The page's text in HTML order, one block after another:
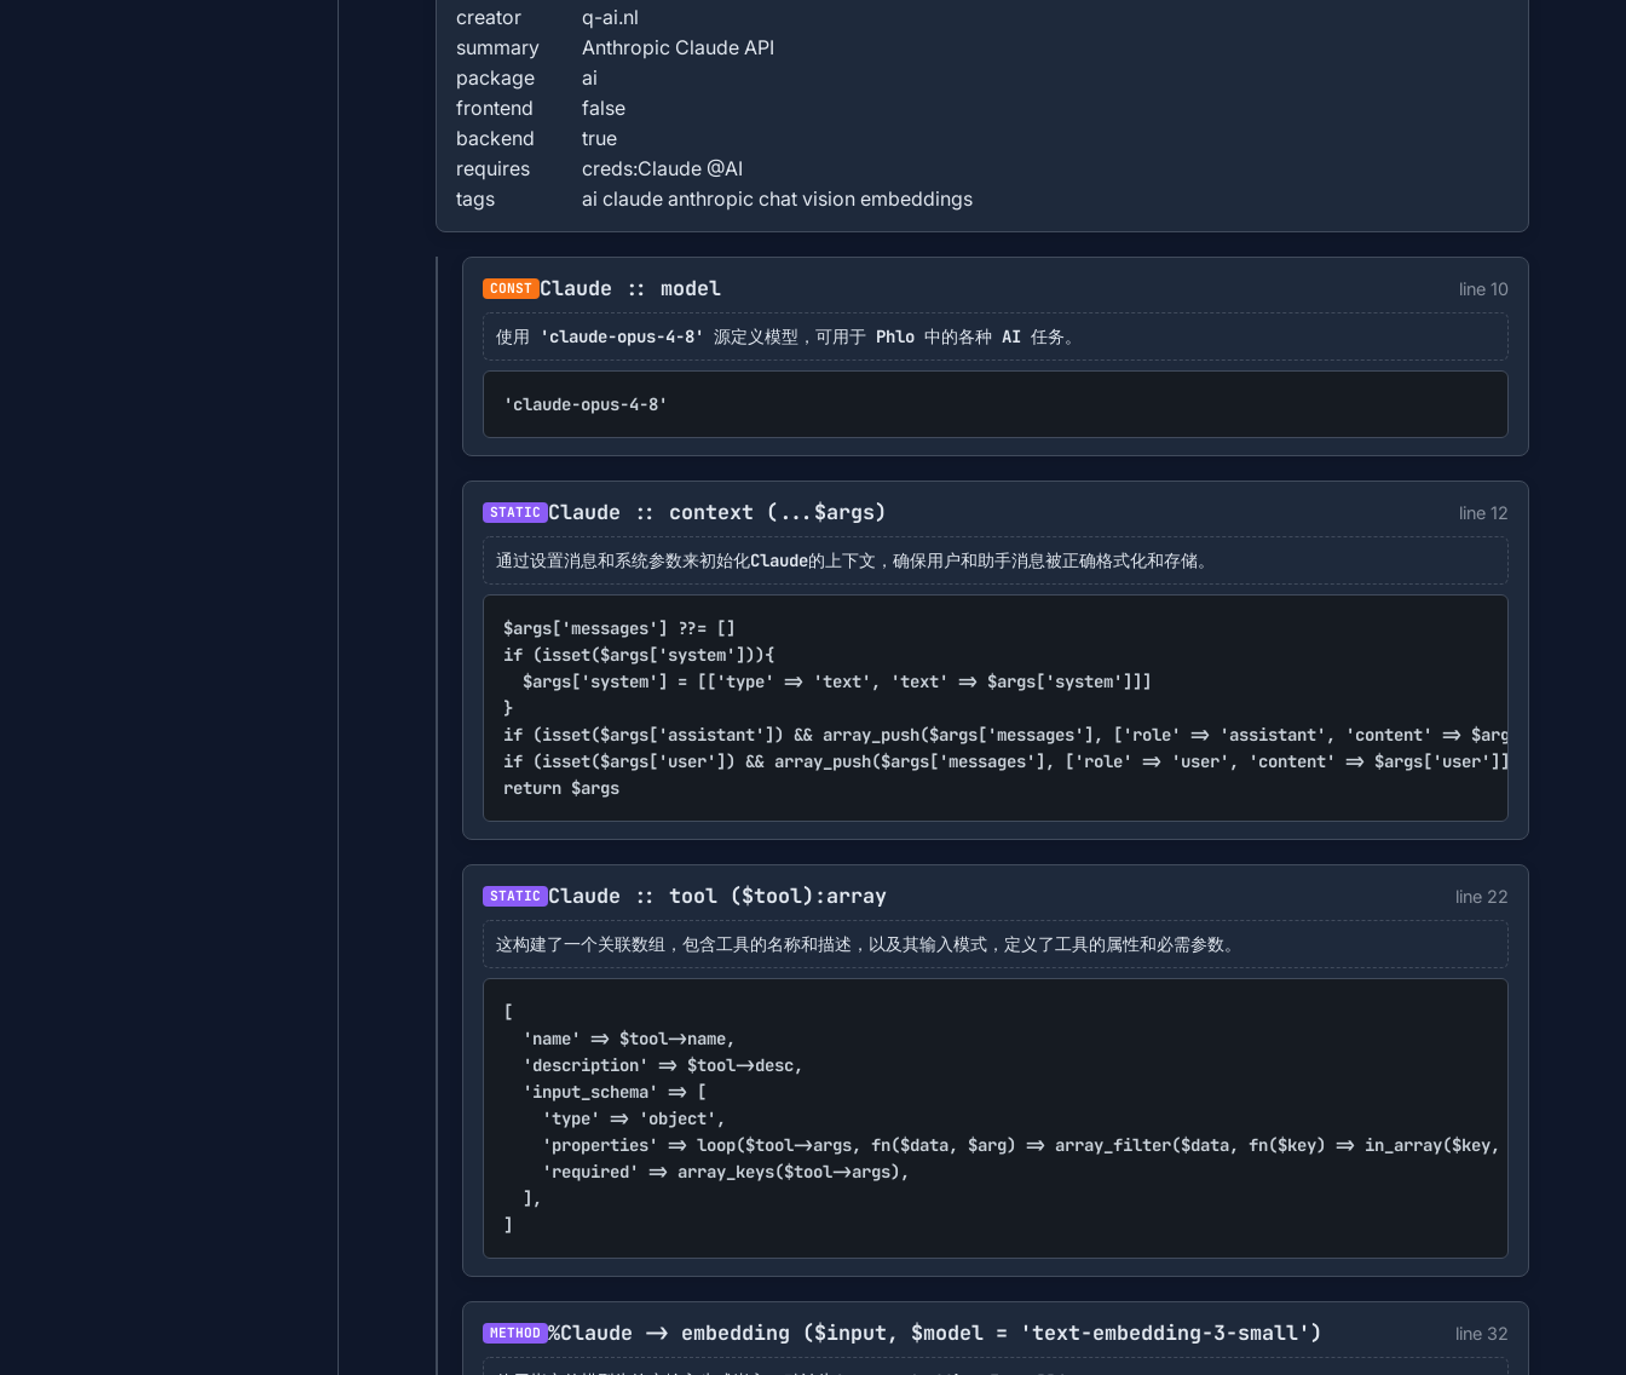
creator
q-ai.nl
summary
Anthropic Claude API
package
ai
frontend
false
backend
true
requires
creds:Claude @AI
tags
ai claude anthropic chat vision embeddings
CONST Claude :: model line 10
使用 'claude-opus-4-8' 源定义模型，可用于 Phlo 中的各种 AI 任务。
'claude-opus-4-8'
STATIC Claude :: context (...$args) line 12
通过设置消息和系统参数来初始化Claude的上下文，确保用户和助手消息被正确格式化和存储。
$args['messages'] ??= []
if (isset($args['system'])){
}
if (isset($args['assistant']) && array_push($args['messages'], ['role' => 'assistant', 'content' =>
if (isset($args['user']) && array_push($args['messages'], ['role' => 'user', 'content' => $args['user']]))
return $args
STATIC Claude :: tool ($tool) :array line 22
这构建了一个关联数组，包含工具的名称和描述，以及其输入模式，定义了工具的属性和必需参数。
[
]
METHOD %Claude -> embedding ($input, $model = 'text-embedding-3-small') line 32